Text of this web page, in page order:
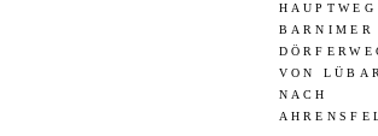
HAUPTWEG
BARNIMER
VON
NACH